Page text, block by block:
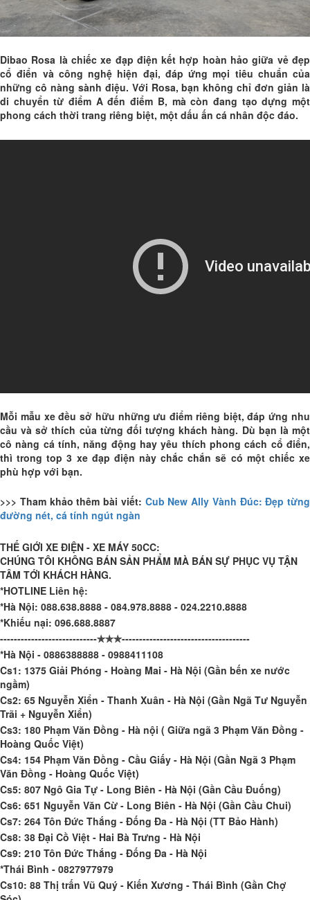
Dibao Rosa là chiếc xe đạp điện kết hợp hoàn hảo giữa vẻ đẹp
cổ điển và công nghệ hiện đại, đáp ứng mọi tiêu chuẩn của
những cô nàng sành điệu. Với Rosa, bạn không chỉ đơn giản là
di chuyển từ điểm A đến điểm B, mà còn đang tạo dựng một
phong cách thời trang riêng biệt, một dấu ấn cá nhân độc đáo.
Mỗi mẫu xe đều sở hữu những ưu điểm riêng biệt, đáp ứng nhu
cầu và sở thích của từng đối tượng khách hàng. Dù bạn là một
cô nàng cá tính, năng động hay yêu thích phong cách cổ điển,
thì trong top 3 xe đạp điện này chắc chắn sẽ có một chiếc xe
phù hợp với bạn.
>>> Tham khảo thêm bài viết: Cub New Ally Vành Đúc: Đẹp từng
đường nét, cá tính ngút ngàn
THẾ GIỚI XE ĐIỆN - XE MÁY 50CC:
CHÚNG TÔI KHÔNG BÁN SẢN PHẨM MÀ BÁN SỰ PHỤC VỤ TẬN
TÂM TỚI KHÁCH HÀNG.
*HOTLINE Liên hệ:
*Hà Nội: 088.638.8888 - 084.978.8888 - 024.2210.8888
*Khiếu nại: 096.688.8887
----------------------------✯✯✯-------------------------------------
*Hà Nội - 0886388888 - 0988411108
Cs1: 1375 Giải Phóng - Hoàng Mai - Hà Nội (Gần bến xe nước
ngầm)
Cs2: 65 Nguyễn Xiển - Thanh Xuân - Hà Nội (Gần Ngã Tư Nguyễn
Trãi + Nguyễn Xiển)
Cs3: 180 Phạm Văn Đồng - Hà nội ( Giữa ngã 3 Phạm Văn Đồng -
Hoàng Quốc Việt)
Cs4: 154 Phạm Văn Đồng - Cầu Giấy - Hà Nội (Gần Ngã 3 Phạm
Văn Đồng - Hoàng Quốc Việt)
Cs5: 807 Ngô Gia Tự - Long Biên - Hà Nội (Gần Cầu Đuống)
Cs6: 651 Nguyễn Văn Cừ - Long Biên - Hà Nội (Gần Cầu Chui)
Cs7: 264 Tôn Đức Thắng - Đống Đa - Hà Nội (TT Bảo Hành)
Cs8: 38 Đại Cồ Việt - Hai Bà Trưng - Hà Nội
Cs9: 210 Tôn Đức Thắng - Đống Đa - Hà Nội
*Thái Bình - 0827977979
Cs10: 88 Thị trấn Vũ Quý - Kiến Xương - Thái Bình (Gần Chợ